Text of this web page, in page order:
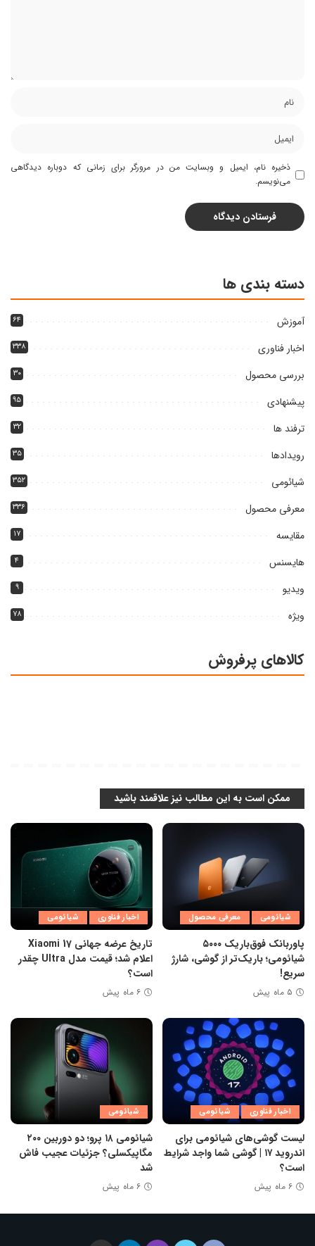
ذخیره نام، ایمیل و وبسایت من در مرورگر برای زمانی که دوباره دیدگاهی
می‌نویسم.
دسته بندی ها
آموزش ۶۴
اخبار فناوری ۳۳۸
بررسی محصول ۳۰
پیشنهادی ۹۵
ترفند ها ۳۲
رویدادها ۳۵
شیائومی ۳۵۲
معرفی محصول ۳۳۶
مقایسه ۱۷
هایسنس ۴
ویدیو ۹
ویژه ۷۸
کالاهای پرفروش
ممکن است به این مطالب نیز علاقمند باشید
شیائومی معرفی محصول
پاوربانک فوق‌باریک ۵۰۰۰
شیائومی؛ باریک‌تر از گوشی، شارژ
سریع!
۵ ماه پیش
اخبار فناوری شیائومی
تاریخ عرضه جهانی Xiaomi 17
اعلام شد؛ قیمت مدل Ultra چقدر
است؟
۶ ماه پیش
اخبار فناوری شیائومی
لیست گوشی‌های شیائومی برای
اندروید ۱۷ | گوشی شما واجد شرایط
است؟
۶ ماه پیش
شیائومی
شیائومی ۱۸ پرو؛ دو دوربین ۲۰۰
مگاپیکسلی؟ جزئیات عجیب فاش
شد
۶ ماه پیش